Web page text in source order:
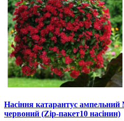
Насіння катарантус ампельний
червоний (Zip-пакет10 насінин)